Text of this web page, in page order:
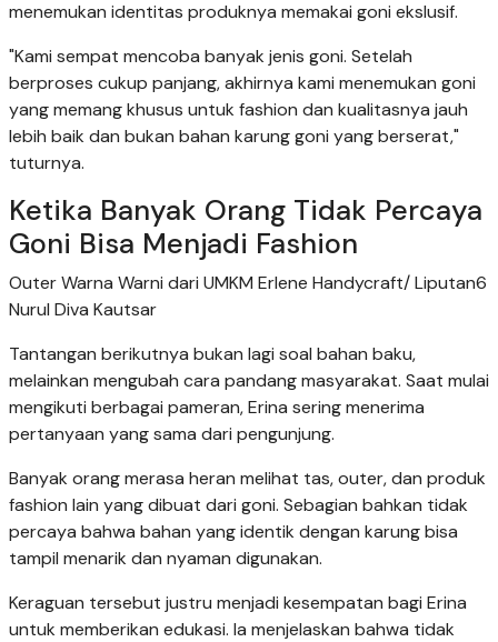
menemukan identitas produknya memakai goni ekslusif.
"Kami sempat mencoba banyak jenis goni. Setelah
berproses cukup panjang, akhirnya kami menemukan goni
yang memang khusus untuk fashion dan kualitasnya jauh
lebih baik dan bukan bahan karung goni yang berserat,"
tuturnya.
Ketika Banyak Orang Tidak Percaya
Goni Bisa Menjadi Fashion
Outer Warna Warni dari UMKM Erlene Handycraft/ Liputan6
Nurul Diva Kautsar
Tantangan berikutnya bukan lagi soal bahan baku,
melainkan mengubah cara pandang masyarakat. Saat mulai
mengikuti berbagai pameran, Erina sering menerima
pertanyaan yang sama dari pengunjung.
Banyak orang merasa heran melihat tas, outer, dan produk
fashion lain yang dibuat dari goni. Sebagian bahkan tidak
percaya bahwa bahan yang identik dengan karung bisa
tampil menarik dan nyaman digunakan.
Keraguan tersebut justru menjadi kesempatan bagi Erina
untuk memberikan edukasi. Ia menjelaskan bahwa tidak